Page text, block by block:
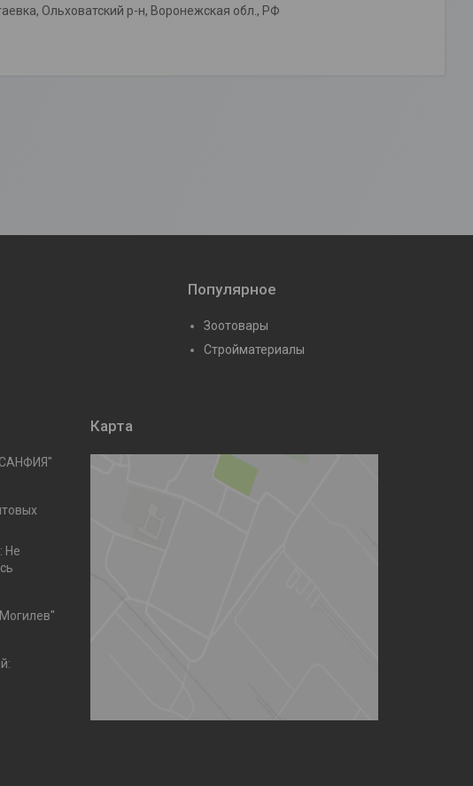
Ольховатский р-н, Воронежская обл., РФ
Популярное
Зоотовары
Стройматериалы
Не
Карта